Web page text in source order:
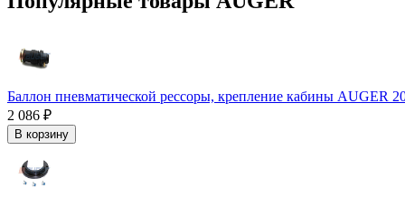
Баллон пневматической рессоры, крепление кабины AUGER
2 086 ₽
В корзину